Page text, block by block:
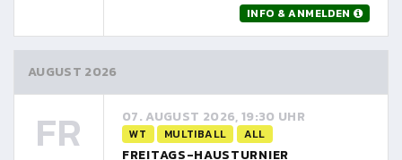
INFO & ANMELDEN
AUGUST 2026
FR 07. AUGUST 2026, 19:30 UHR
WT MULTIBALL ALL
FREITAGS-HAUSTURNIER